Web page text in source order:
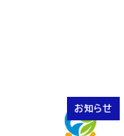
お知らせ